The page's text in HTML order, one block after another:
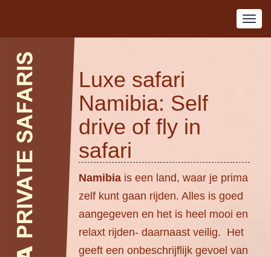
Luxe safari
Namibia: Self
drive of fly in
safari
Namibia is een land, waar je prima
zelf kunt gaan rijden. Alles is goed
aangegeven en het is heel mooi en
relaxt rijden- daarnaast veilig. Het
geeft een onbeschrijflijk gevoel van